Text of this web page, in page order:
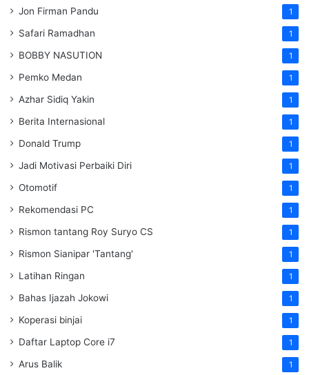
Jon Firman Pandu 1
Safari Ramadhan 1
BOBBY NASUTION 1
Pemko Medan 1
Azhar Sidiq Yakin 1
Berita Internasional 1
Donald Trump 1
Jadi Motivasi Perbaiki Diri 1
Otomotif 1
Rekomendasi PC 1
Rismon tantang Roy Suryo CS 1
Rismon Sianipar 'Tantang' 1
Latihan Ringan 1
Bahas Ijazah Jokowi 1
Koperasi binjai 1
Daftar Laptop Core i7 1
Arus Balik 1